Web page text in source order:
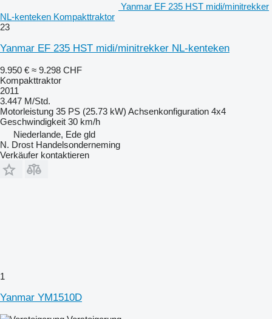
Yanmar EF 235 HST midi/minitrekker
NL-kenteken Kompakttraktor
23
Yanmar EF 235 HST midi/minitrekker NL-kenteken
9.950 € ≈ 9.298 CHF
Kompakttraktor
2011
3.447 M/Std.
Motorleistung 35 PS (25.73 kW) Achsenkonfiguration 4x4
Geschwindigkeit 30 km/h
Niederlande, Ede gld
N. Drost Handelsonderneming
Verkäufer kontaktieren
1
Yanmar YM1510D